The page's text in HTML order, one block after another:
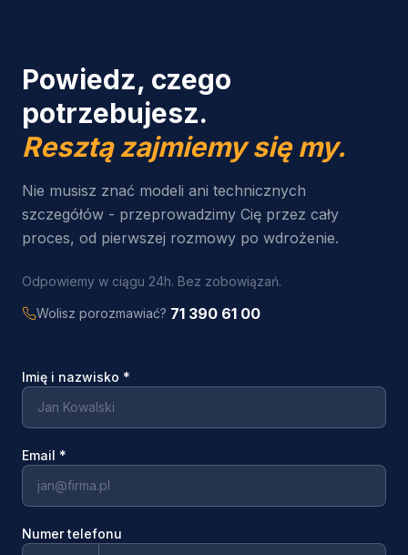
Powiedz, czego
potrzebujesz.
Resztą zajmiemy się my.
Nie musisz znać modeli ani technicznych
szczegółów - przeprowadzimy Cię przez cały
proces, od pierwszej rozmowy po wdrożenie.
Odpowiemy w ciągu 24h. Bez zobowiązań.
Wolisz porozmawiać? 71 390 61 00
Imię i nazwisko *
Email *
Numer telefonu